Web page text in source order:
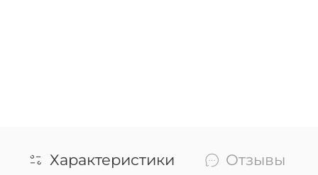
Характеристики Отзывы